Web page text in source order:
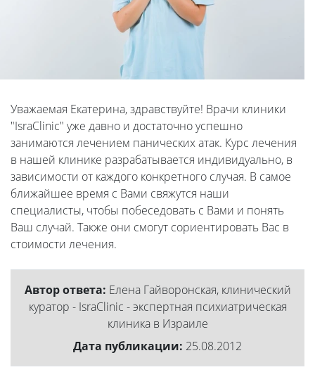
Уважаемая Екатерина, здравствуйте! Врачи клиники
"IsraClinic" уже давно и достаточно успешно
занимаются лечением панических атак. Курс лечения
в нашей клинике разрабатывается индивидуально, в
зависимости от каждого конкретного случая. В самое
ближайшее время с Вами свяжутся наши
специалисты, чтобы побеседовать с Вами и понять
Ваш случай. Также они смогут сориентировать Вас в
стоимости лечения.
Автор ответа: Елена Гайворонская, клинический
куратор - IsraClinic - экспертная психиатрическая
клиника в Израиле
Дата публикации: 25.08.2012